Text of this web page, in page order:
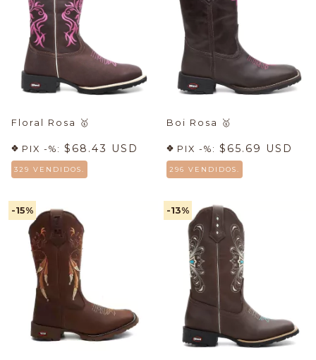
Floral Rosa 🥇
PIX -%: $68.43 USD
329 VENDIDOS.
Boi Rosa 🥇
PIX -%: $65.69 USD
296 VENDIDOS.
-15% -13%